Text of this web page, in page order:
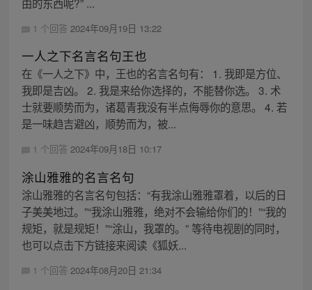
1 个回答 2024年09月19日 13:22
一人之下名言名句王也
在《一人之下》中，王也的名言名句有： 1. 我即是方位、
我即是吉凶。 2. 我是来给你选择的，不能替你选。 3. 术
士就要顺势而为，诸葛青我没有半点侮辱你的意思。 4. 若
是一味趋吉避凶，顺势而为，被...
1 个回答 2024年09月18日 10:17
涂山雅雅的名言名句
涂山雅雅的名言名句包括：“有我涂山雅雅罩着，以后的日
子美美地过。”“我涂山雅雅，绝对不会输给你们的！”“我的
规矩，就是规矩！”“涂山，我罩的。” 等待电视剧的同时，
也可以点击下方链接来阅读《狐妖...
1 个回答 2024年08月20日 21:34